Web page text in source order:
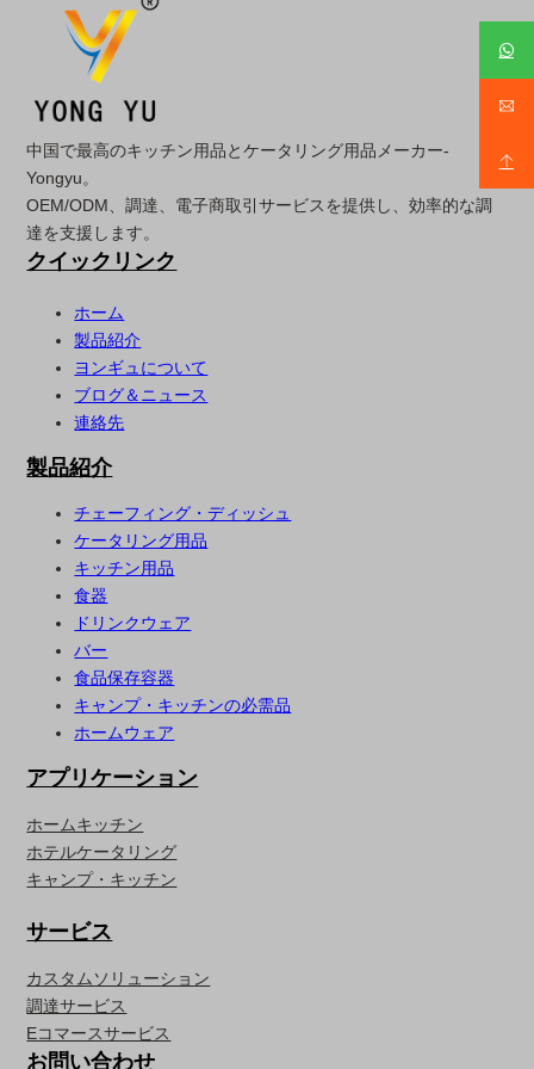
中国で最高のキッチン用品とケータリング用品メーカー-
Yongyu。
OEM/ODM、調達、電子商取引サービスを提供し、効率的な調
達を支援します。
クイックリンク
ホーム
製品紹介
ヨンギュについて
ブログ＆ニュース
連絡先
製品紹介
チェーフィング・ディッシュ
ケータリング用品
キッチン用品
食器
ドリンクウェア
バー
食品保存容器
キャンプ・キッチンの必需品
ホームウェア
アプリケーション
ホームキッチン
ホテルケータリング
キャンプ・キッチン
サービス
カスタムソリューション
調達サービス
Eコマースサービス
お問い合わせ